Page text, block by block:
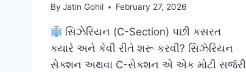
By Jatin Gohil February 27, 2026
સિઝેરિયન (C-Section) પછી કસરત
ક્યારે અને કેવી રીતે શરૂ કરવી? સિઝેરિયન
સેક્શન અથવા C-સેક્શન એ એક મોટી સર્જરી